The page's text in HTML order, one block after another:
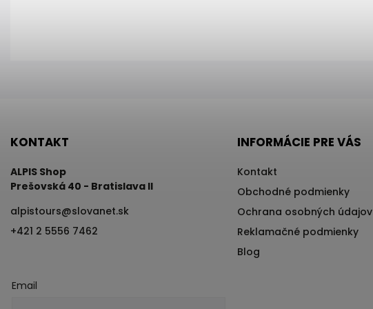
KONTAKT
ALPIS Shop
Prešovská 40 - Bratislava II
alpistours@slovanet.sk
+421 2 5556 7462
INFORMÁCIE PRE VÁS
Kontakt
Obchodné podmienky
Ochrana osobných údajov
Reklamačné podmienky
Blog
Email